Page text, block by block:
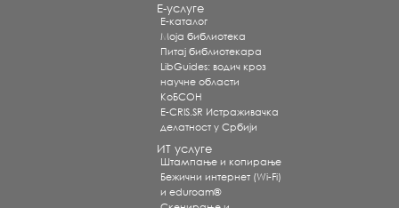
Е-услуге
Е-каталог
Моја библиотека
Питај библиотекара
LibGuides: водич кроз
научне области
КоБСОН
E-CRIS.SR Истраживачка
делатност у Србији
ИТ услуге
Штампање и копирање
Бежични интернет (Wi-Fi)
и eduroam®